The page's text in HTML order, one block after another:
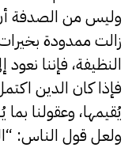
وليس من الصدفة أن
زالت ممدودة
النظيفة، فإننا
فإذا كان الدين
يُقيمها، وعقولنا بما
ولعل قول الناس: